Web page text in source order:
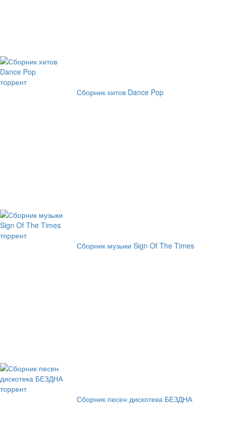
Сборник хитов Dance Pop
Сборник музыки Sign Of The Times
Сборник песен дискотека БЕЗДНА